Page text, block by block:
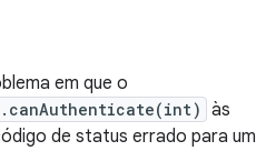
em que o
às
de status errado para um